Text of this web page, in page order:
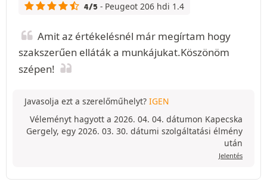
4/5 - Peugeot 206 hdi 1.4
Amit az értékelésnél már megírtam hogy
szakszerűen elláták a munkájukat.Köszönöm
szépen!
Javasolja ezt a szerelőműhelyt? IGEN
Véleményt hagyott a 2026. 04. 04. dátumon Kapecska
Gergely, egy 2026. 03. 30. dátumi szolgáltatási élmény
után
Jelentés